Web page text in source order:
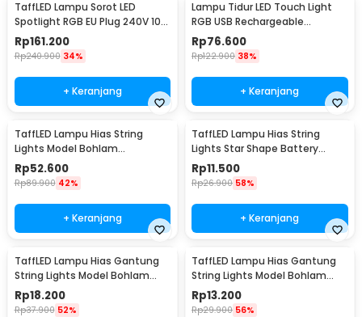
TaffLED Lampu Sorot LED
Spotlight RGB EU Plug 240V 10W
- L18RG
Rp161.200
Rp240.900 34%
+ Keranjang
Lampu Tidur LED Touch Light
RGB USB Rechargeable
1500mAh 5V 3W - F8-1
Rp76.600
Rp122.900 38%
+ Keranjang
TaffLED Lampu Hias String
Lights Model Bohlam
Waterproof 20 LED 5M - PD039
Rp52.600
Rp89.900 42%
+ Keranjang
TaffLED Lampu Hias String
Lights Star Shape Battery
Power 20 LED 3M - 2G11
Rp11.500
Rp26.900 58%
+ Keranjang
TaffLED Lampu Hias Gantung
String Lights Model Bohlam
Mini Waterproof 6M - ZYD0931
Rp18.200
Rp37.900 52%
TaffLED Lampu Hias Gantung
String Lights Model Bohlam
Mini Waterproof 3M - ZYD0931
Rp13.200
Rp29.900 56%